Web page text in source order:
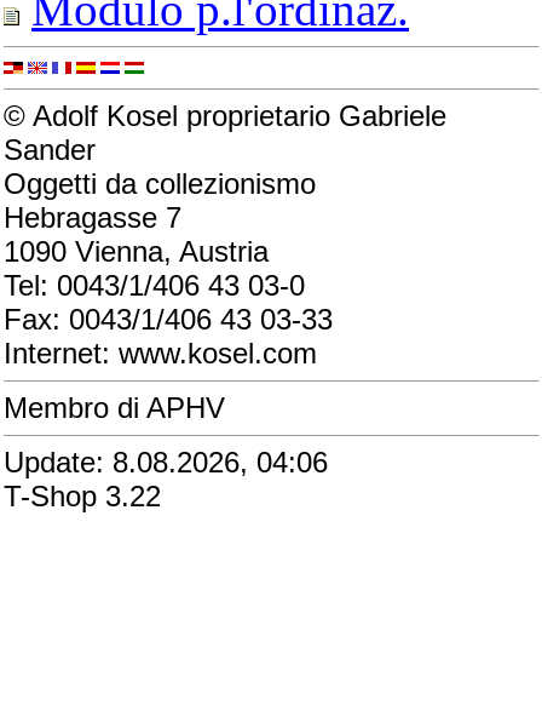
© Adolf Kosel proprietario Gabriele
Sander
Oggetti da collezionismo
Hebragasse 7
1090 Vienna, Austria
Tel: 0043/1/406 43 03-0
Fax: 0043/1/406 43 03-33
Internet: www.kosel.com
Membro di APHV
Update: 8.08.2026, 04:06
T-Shop 3.22